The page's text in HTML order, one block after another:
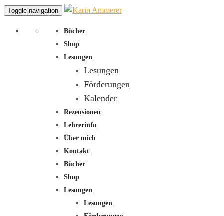
Toggle navigation
Bücher
Shop
Lesungen
Lesungen
Förderungen
Kalender
Rezensionen
Lehrerinfo
Über mich
Kontakt
Bücher
Shop
Lesungen
Lesungen